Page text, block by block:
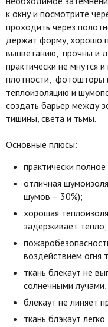
к окну и посмотрите
проходить через
держат форму, хорошо
выцветанию, прочны и
практически не мнутся
плотности, фотошторы
теплоизоляцию и
создать барьер между
тишины, света и тьмы.
Основные плюсы:
практически
отличная
шумов – 30%);
хорошая
задерживает тепло;
воздействием огня
ткань блекаут не
солнечными лучами;
блекаут не линяет
ткань блэкаут